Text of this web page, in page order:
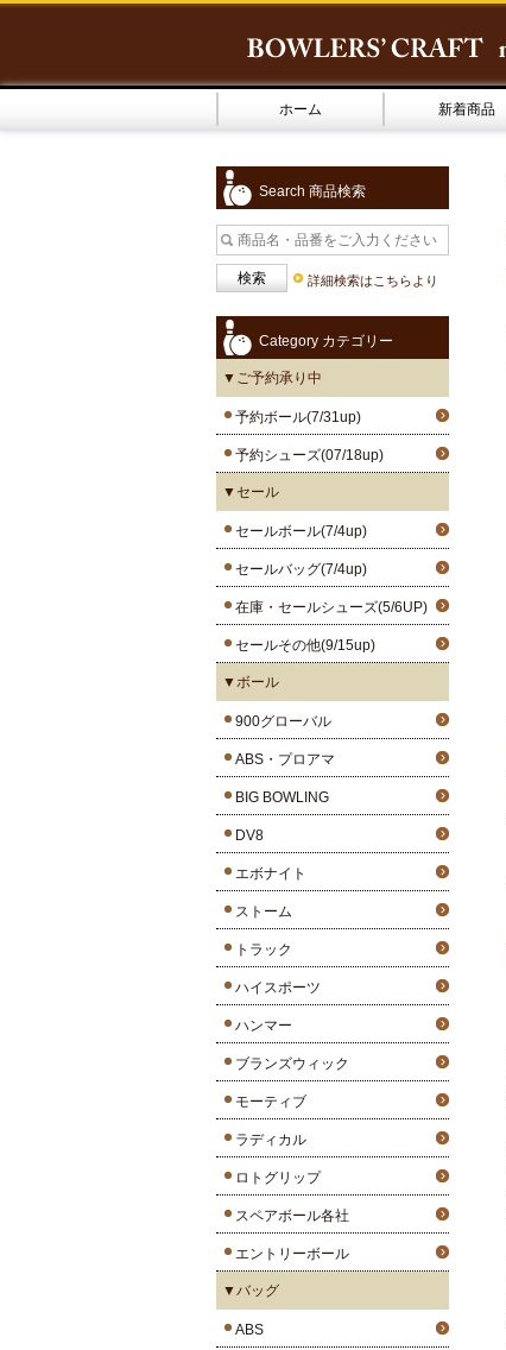
ホーム 新着商品
Search 商品検索
詳細検索はこちらより
Category カテゴリー
▼ご予約承り中
予約ボール(7/31up)
予約シューズ(07/18up)
▼セール
セールボール(7/4up)
セールバッグ(7/4up)
在庫・セールシューズ(5/6UP)
セールその他(9/15up)
▼ボール
900グローバル
ABS・プロアマ
BIG BOWLING
DV8
エボナイト
ストーム
トラック
ハイスポーツ
ハンマー
ブランズウィック
モーティブ
ラディカル
ロトグリップ
スペアボール各社
エントリーボール
▼バッグ
ABS